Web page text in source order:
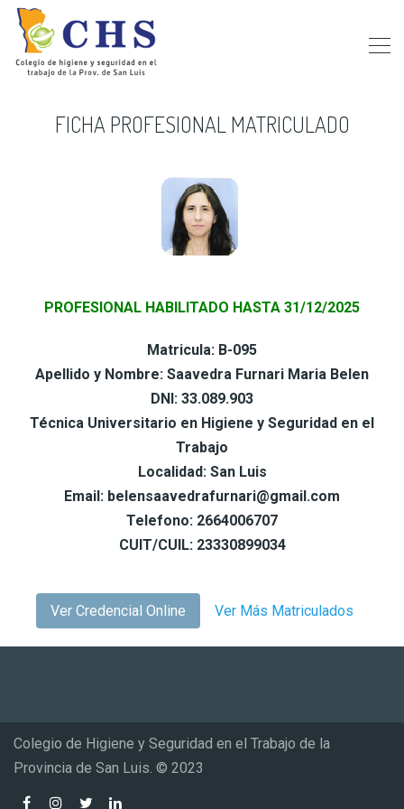
FICHA PROFESIONAL MATRICULADO
PROFESIONAL HABILITADO HASTA 31/12/2025
Matricula: B-095
Apellido y Nombre: Saavedra Furnari Maria Belen
DNI: 33.089.903
Técnica Universitario en Higiene y Seguridad en el
Trabajo
Localidad: San Luis
Email: belensaavedrafurnari@gmail.com
Telefono: 2664006707
CUIT/CUIL: 23330899034
Ver Credencial Online Ver Más Matriculados
Colegio de Higiene y Seguridad en el Trabajo de la
Provincia de San Luis. © 2023